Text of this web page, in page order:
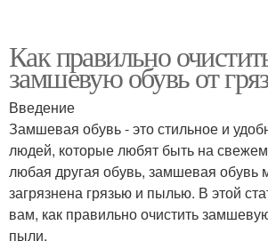
Как правильно
замшевую обувь от
Введение
Замшевая обувь - это стильное и
людей, которые любят быть на
любая другая обувь, замшевая обувь
загрязнена грязью и пылью. В этой
вам, как правильно очистить
пыли.